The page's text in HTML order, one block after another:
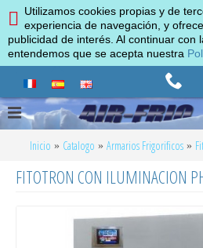
Utilizamos cookies propias y de
experiencia de navegación, y
publicidad de interés. Al continuar con
entendemos que se acepta nuestra
Abrir Popub
Inicio Catalogo Armarios Frigorificos
FITOTRON CON ILUMINACION